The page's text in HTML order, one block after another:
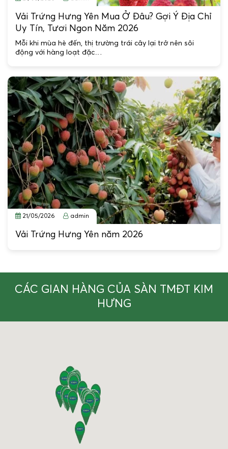
Vải Trứng Hưng Yên Mua Ở Đâu? Gợi Ý Địa Chỉ
Uy Tín, Tươi Ngon Năm 2026
Mỗi khi mùa hè đến, thị trường trái cây lại trở nên sôi
động với hàng loạt đặc…
21/05/2026 admin
Vải Trứng Hưng Yên năm 2026
CÁC GIAN HÀNG CỦA SÀN TMĐT KIM
HƯNG